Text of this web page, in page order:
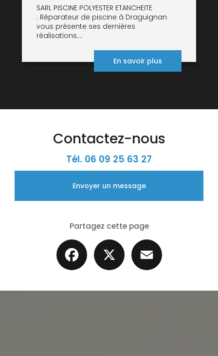
SARL PISCINE POLYESTER ETANCHEITE
: Réparateur de piscine à Draguignan
vous présente ses dernières
réalisations....
En savoir plus
Contactez-nous
Tél. 06 09 25 63 27
Envoyer un message
Partagez cette page
Facebook